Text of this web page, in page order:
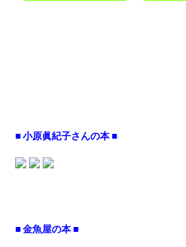
■ 小原眞紀子さんの本 ■
■ 金魚屋の本 ■